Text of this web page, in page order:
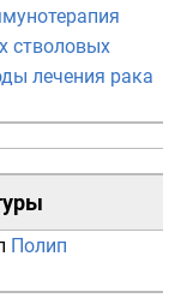
стволовых
лечения рака
Полип